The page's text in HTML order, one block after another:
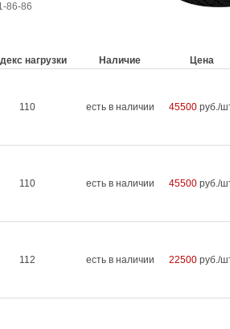
86-86
нагрузки Наличие Цена
110 есть в наличии 45500 руб./
110 есть в наличии 45500 руб./
112 есть в наличии 22500 руб./